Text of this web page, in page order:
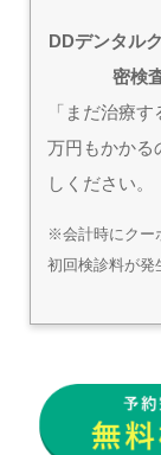
DDデンタル
密検
「まだ治療
万円もかか
しください。
※会計時にクー
初回検診料が発